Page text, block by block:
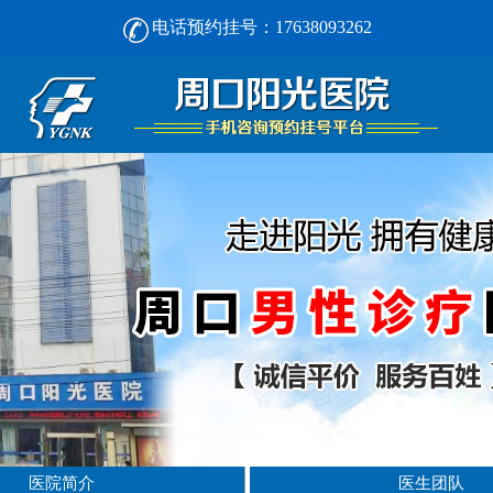
电话预约挂号：17638093262
周口男人看男科， [选对不选贵] 正规男科，看诊安心-周口阳光男科医院
医院简介 医生团队